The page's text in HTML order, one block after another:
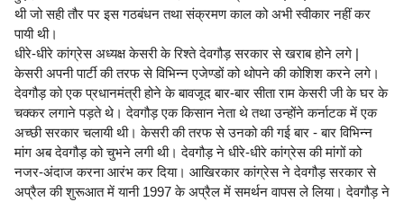
थी जो सही तौर पर इस गठबंधन तथा संक्रमण काल को अभी स्वीकार नहीं कर
पायी थी।
धीरे-धीरे कांग्रेस अध्यक्ष केसरी के रिश्ते देवगौड़ सरकार से खराब होने लगे |
केसरी अपनी पार्टी की तरफ से विभिन्न एजेण्डों को थोपने की कोशिश करने लगे।
देवगौड़ को एक प्रधानमंत्री होने के बावजूद बार-बार सीता राम केसरी जी के घर के
चक्कर लगाने पड़ते थे। देवगौड़ एक किसान नेता थे तथा उन्होंने कर्नाटक में एक
अच्छी सरकार चलायी थी। केसरी की तरफ से उनको की गई बार - बार विभिन्न
मांग अब देवगौड़ को चुभने लगी थी। देवगौड़ ने धीरे-धीरे कांग्रेस की मांगों को
नजर-अंदाज करना आरंभ कर दिया। आखिरकार कांग्रेस ने देवगौड़ सरकार से
अप्रैल की शुरूआत में यानी 1997 के अप्रैल में समर्थन वापस ले लिया। देवगौड़ ने